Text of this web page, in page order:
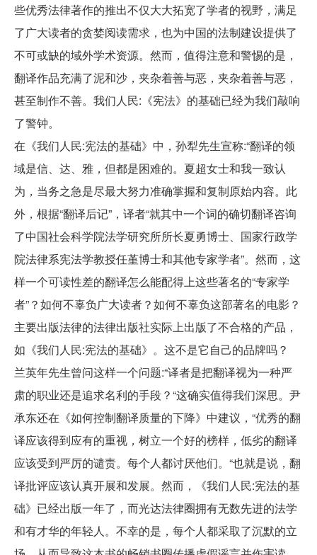
些优秀法律著作的推出不仅大大拓宽了学者的视野，满足
了广大读者的贪婪阅读需求，也为中国的法制建设提供了
不可或缺的域外学术资源。然而，值得注意和警惕的是，
翻译作品充满了泥和沙，夹杂着善与恶，夹杂着善与恶，
甚至制作不善。我们人民:《宪法》的基础已经为我们敲响
了警钟。
在《我们人民:宪法的基础》中，孙犁先生宣称:“翻译的领
域是信、达、雅，但都是困难的。夏超女士和我一致认
为，当务之急是尽最大努力准确掌握和复制原始内容。此
外，根据“翻译后记”，译者“就其中一个词的确切翻译咨询
了中国社会科学院法学研究所所长夏勇博士、国家行政学
院法律系宪法学教授任堇博士和其他专家学者”。然而，这
样一个可读性差的翻译怎么能配得上这些著名的“专家学
者”？如何不辜负广大读者？如何不辜负这部著名的电影？
主要出版法律的法律出版社实际上出版了不合格的产品，
如《我们人民:宪法的基础》。这不是它自己的品牌吗？
兰英年先生曾问这样一个问题:“译者是把翻译视为一种严
肃的职业还是追求名利的手段？“这确实值得我们深思。尹
承东还在《如何控制翻译质量的下降》中建议，“优秀的翻
译应该得到应有的重视，树立一个好的榜样，低劣的翻译
应该受到严厉的谴责。每个人都讨厌他们。“也就是说，翻
译批评应该认真开展和发展。然而，《我们人民:宪法的基
础》已经出版一年了，而光达法律圈拥有无数先进的法学
和有才华的年轻人。不幸的是，每个人都采取了沉默的立